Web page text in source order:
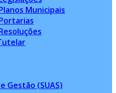
Municipais
Gestão (SUAS)